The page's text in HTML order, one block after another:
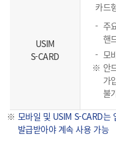
USIM
S-CARD
카드
주
핸
모
안
가
불
모바일 및 USIM S-CARD는
발급받아야 계속 사용 가능